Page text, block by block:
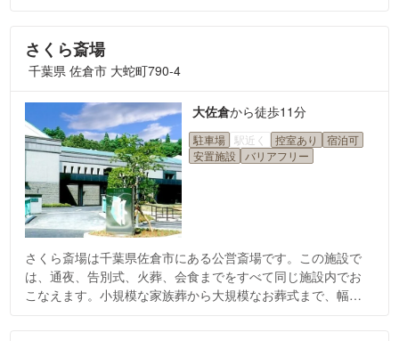
あり、おつまみ・ビール・日本酒などを販売しています。
さくら斎場
千葉県 佐倉市 大蛇町790-4
大佐倉から徒歩11分
駐車場 駅近く 控室あり
宿泊可
安置施設
バリアフリー
さくら斎場は千葉県佐倉市にある公営斎場です。この施設で
は、通夜、告別式、火葬、会食までをすべて同じ施設内でお
こなえます。小規模な家族葬から大規模なお葬式まで、幅広